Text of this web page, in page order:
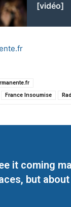
[vidéo]
France Insoumise
it coming
but